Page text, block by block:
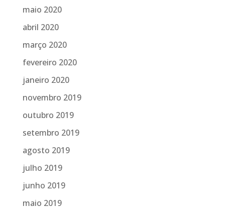
maio 2020
abril 2020
março 2020
fevereiro 2020
janeiro 2020
novembro 2019
outubro 2019
setembro 2019
agosto 2019
julho 2019
junho 2019
maio 2019